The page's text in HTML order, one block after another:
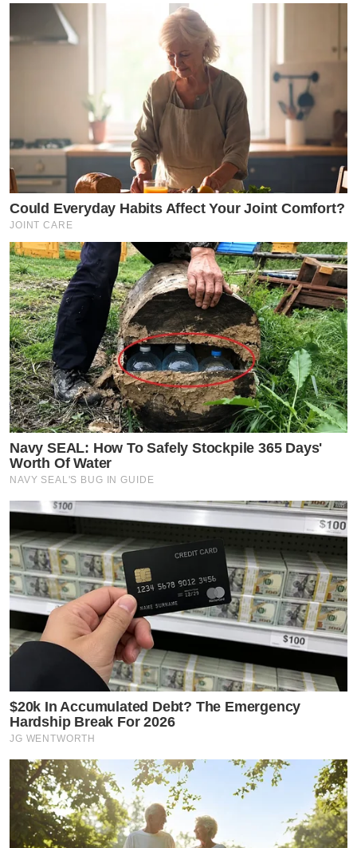
Could Everyday Habits Affect Your Joint Comfort?
JOINT CARE
Navy SEAL: How To Safely Stockpile 365 Days'
Worth Of Water
NAVY SEAL'S BUG IN GUIDE
$20k In Accumulated Debt? The Emergency
Hardship Break For 2026
JG WENTWORTH